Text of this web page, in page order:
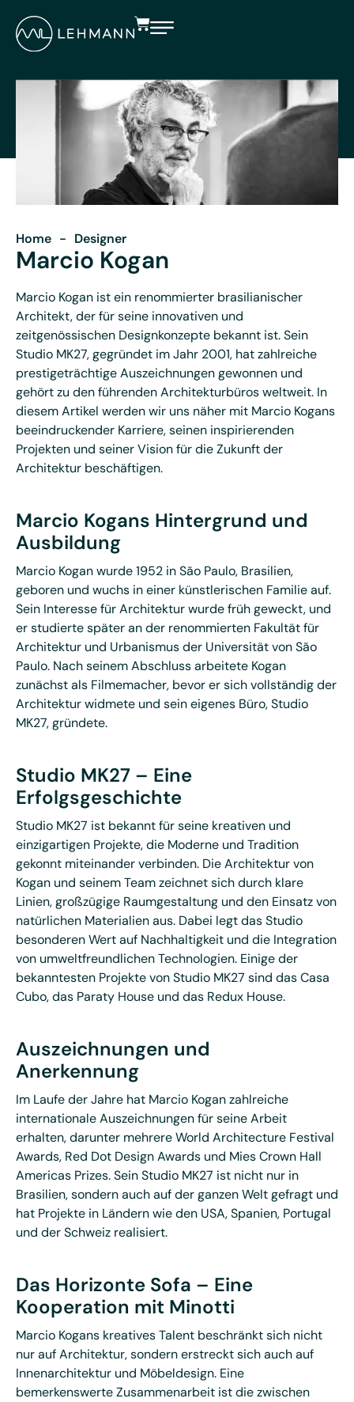
Home - Designer
Marcio Kogan
Marcio Kogan ist ein renommierter brasilianischer
Architekt, der für seine innovativen und
zeitgenössischen Designkonzepte bekannt ist. Sein
Studio MK27, gegründet im Jahr 2001, hat zahlreiche
prestigeträchtige Auszeichnungen gewonnen und
gehört zu den führenden Architekturbüros weltweit. In
diesem Artikel werden wir uns näher mit Marcio Kogans
beeindruckender Karriere, seinen inspirierenden
Projekten und seiner Vision für die Zukunft der
Architektur beschäftigen.
Marcio Kogans Hintergrund und
Ausbildung
Marcio Kogan wurde 1952 in São Paulo, Brasilien,
geboren und wuchs in einer künstlerischen Familie auf.
Sein Interesse für Architektur wurde früh geweckt, und
er studierte später an der renommierten Fakultät für
Architektur und Urbanismus der Universität von São
Paulo. Nach seinem Abschluss arbeitete Kogan
zunächst als Filmemacher, bevor er sich vollständig der
Architektur widmete und sein eigenes Büro, Studio
MK27, gründete.
Studio MK27 – Eine
Erfolgsgeschichte
Studio MK27 ist bekannt für seine kreativen und
einzigartigen Projekte, die Moderne und Tradition
gekonnt miteinander verbinden. Die Architektur von
Kogan und seinem Team zeichnet sich durch klare
Linien, großzügige Raumgestaltung und den Einsatz von
natürlichen Materialien aus. Dabei legt das Studio
besonderen Wert auf Nachhaltigkeit und die Integration
von umweltfreundlichen Technologien. Einige der
bekanntesten Projekte von Studio MK27 sind das Casa
Cubo, das Paraty House und das Redux House.
Auszeichnungen und
Anerkennung
Im Laufe der Jahre hat Marcio Kogan zahlreiche
internationale Auszeichnungen für seine Arbeit
erhalten, darunter mehrere World Architecture Festival
Awards, Red Dot Design Awards und Mies Crown Hall
Americas Prizes. Sein Studio MK27 ist nicht nur in
Brasilien, sondern auch auf der ganzen Welt gefragt und
hat Projekte in Ländern wie den USA, Spanien, Portugal
und der Schweiz realisiert.
Das Horizonte Sofa – Eine
Kooperation mit Minotti
Marcio Kogans kreatives Talent beschränkt sich nicht
nur auf Architektur, sondern erstreckt sich auch auf
Innenarchitektur und Möbeldesign. Eine
bemerkenswerte Zusammenarbeit ist die zwischen